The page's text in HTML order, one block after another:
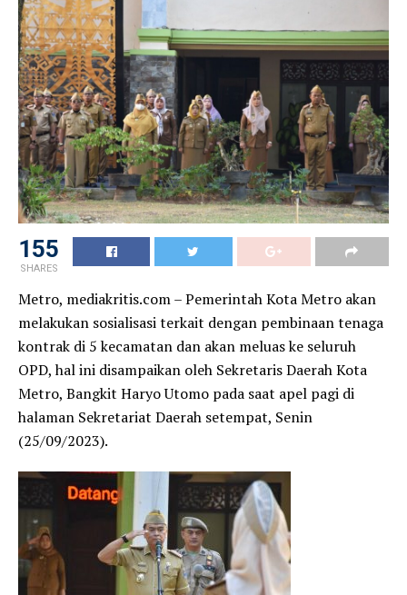
155
SHARES
Metro, mediakritis.com – Pemerintah Kota Metro akan
melakukan sosialisasi terkait dengan pembinaan tenaga
kontrak di 5 kecamatan dan akan meluas ke seluruh
OPD, hal ini disampaikan oleh Sekretaris Daerah Kota
Metro, Bangkit Haryo Utomo pada saat apel pagi di
halaman Sekretariat Daerah setempat, Senin
(25/09/2023).